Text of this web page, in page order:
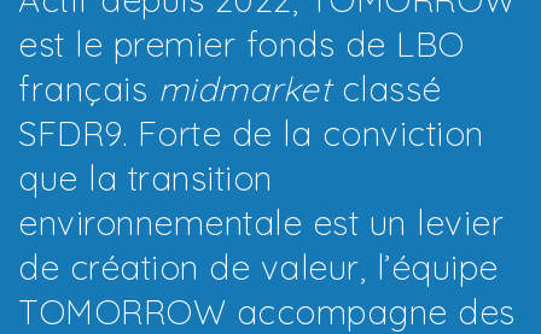
est le premier fonds de LBO
français midmarketclassé
SFDR9. Forte de la conviction
que la transition
environnementale est un levier
de création de valeur, l’équipe
TOMORROW accompagne des